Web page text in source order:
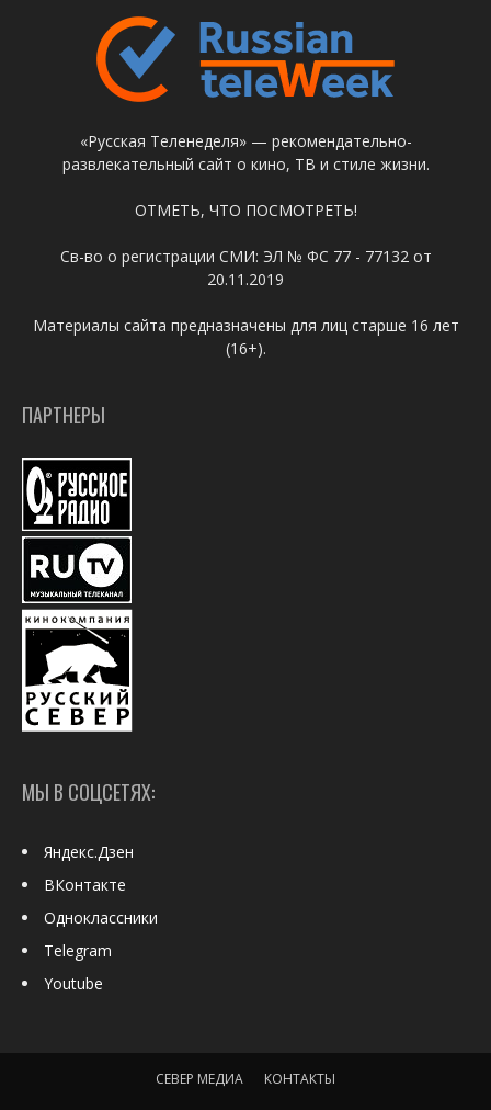
«Русская Теленеделя» — рекомендательно-
развлекательный сайт о кино, ТВ и стиле жизни.
ОТМЕТЬ, ЧТО ПОСМОТРЕТЬ!
Св-во о регистрации СМИ: ЭЛ № ФС 77 - 77132 от
20.11.2019
Материалы сайта предназначены для лиц старше 16 лет
(16+).
ПАРТНЕРЫ
МЫ В СОЦСЕТЯХ:
Яндекс.Дзен
ВКонтакте
Одноклассники
Telegram
Youtube
СЕВЕР МЕДИА КОНТАКТЫ